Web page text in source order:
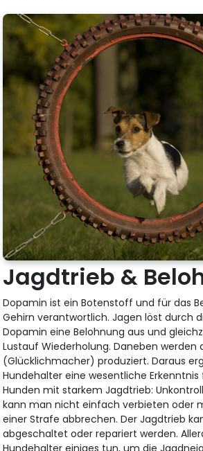
Jagdtrieb &
Dopamin ist ein Botenstoff und für das
Gehirn verantwortlich. Jagen löst durch
Dopamin eine Belohnung aus und
Lustauf Wiederholung. Daneben werden
(Glücklichmacher) produziert. Daraus
Hundehalter eine wesentliche
Hunden mit starkem Jagdtrieb:
kann man nicht einfach verbieten oder
einer Strafe abbrechen. Der Jagdtrieb
abgeschaltet oder repariert werden.
Hundehalter einiges tun, um die